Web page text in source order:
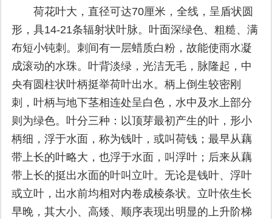
荷花叶大，直径可达70厘米，全线，呈盾状圆
形，具14-21条辐射状叶脉。叶面深绿色、粗糙、满
布短小钝刺。刺间有一层蜡质白粉，故能使雨水凝
成滚动的水珠。叶背淡绿，光洁无毛，脉隆起，中
央有圆柱状叶柄挺举荷叶出水。柄上倒生较密刚
刺，叶柄与地下茎相连处呈白色，水中及水上部分
则为绿色。叶分三种：以顶芽最初产生的叶，形小
柄细，浮于水面，称为钱叶，或叫荷钱；最早从藕
带上长的叶略大，也浮于水面，叫浮叶；后来从藕
带上长的挺出水面的叶叫立叶。无论是钱叶、浮叶
或立叶，出水前均相对内卷成棱条状。立叶依生长
早晚，其大小、高矮、顺序表现出明显的上升阶梯